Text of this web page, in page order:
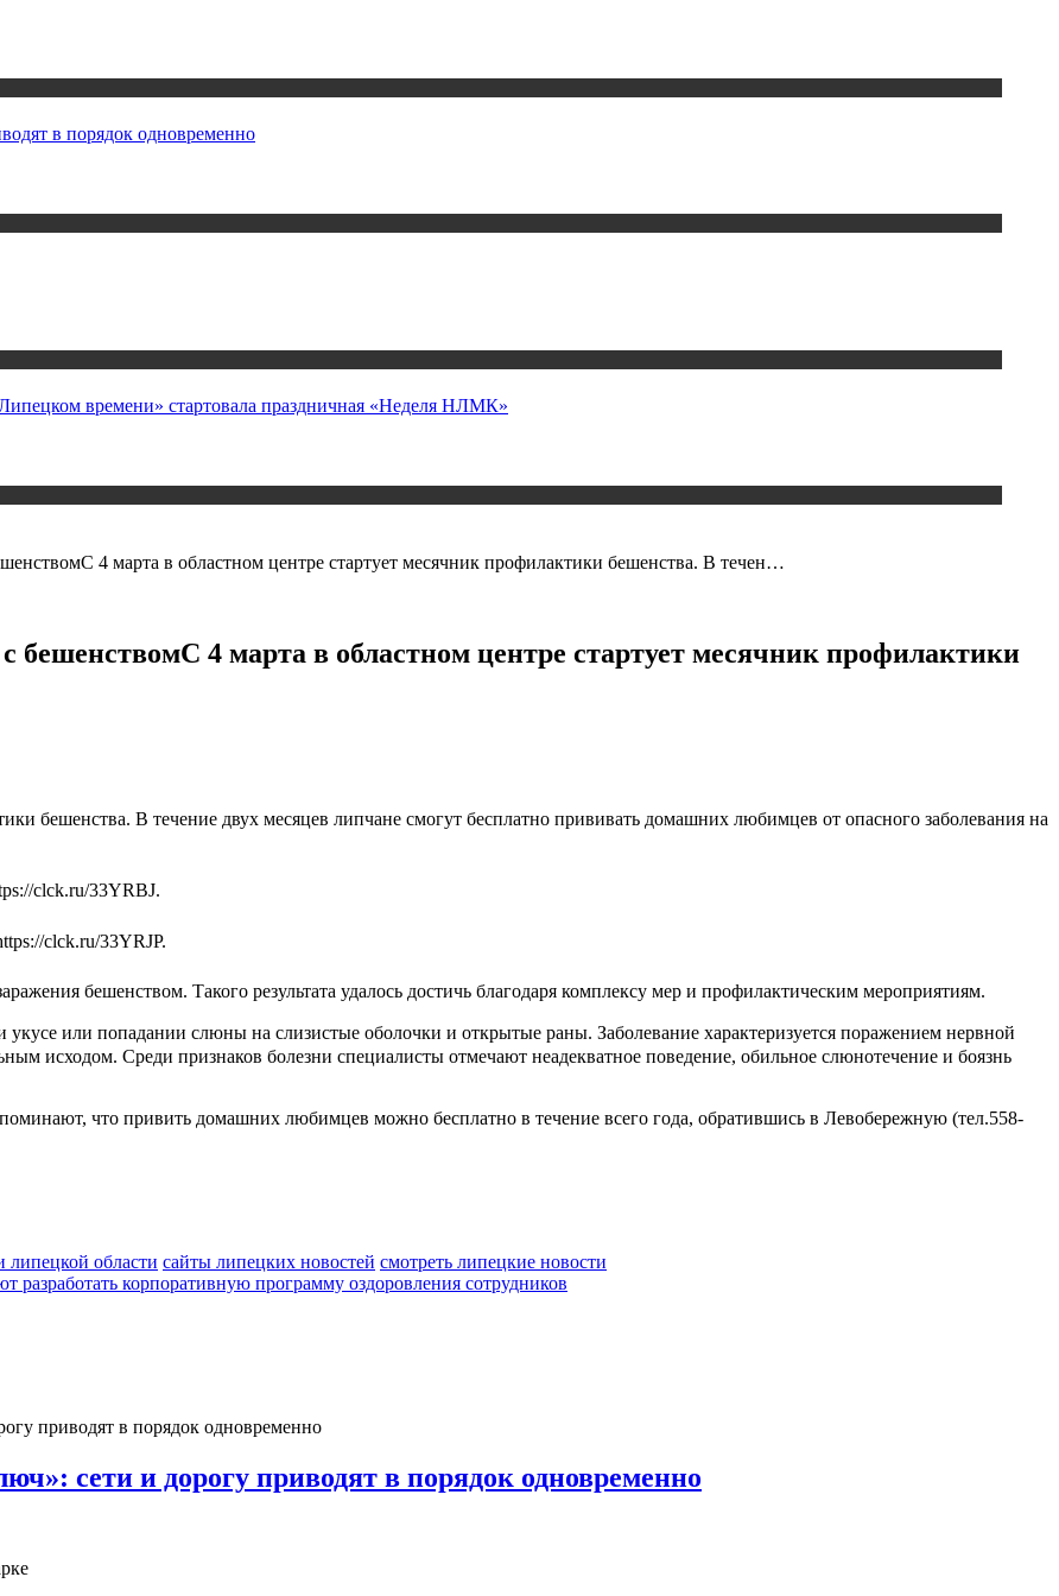
в порядок одновременно
времени» стартовала праздничная «Неделя НЛМК»
4 марта в областном центре стартует месячник профилактики бешенства. В течен…
бешенствомС 4 марта в областном центре стартует месячник профилактики
бешенства. В течение двух месяцев липчане смогут бесплатно прививать домашних любимцев от опасного заболевания на
clck.ru/33YRBJ.
clck.ru/33YRJP.
бешенством. Такого результата удалось достичь благодаря комплексу мер и профилактическим мероприятиям.
укусе или попадании слюны на слизистые оболочки и открытые раны. Заболевание характеризуется поражением нервной
исходом. Среди признаков болезни специалисты отмечают неадекватное поведение, обильное слюнотечение и боязнь
что привить домашних любимцев можно бесплатно в течение всего года, обратившись в Левобережную (тел.558-
липецкой области сайты липецких новостей смотреть липецкие новости
разработать корпоративную программу оздоровления сотрудников
сети и дорогу приводят в порядок одновременно